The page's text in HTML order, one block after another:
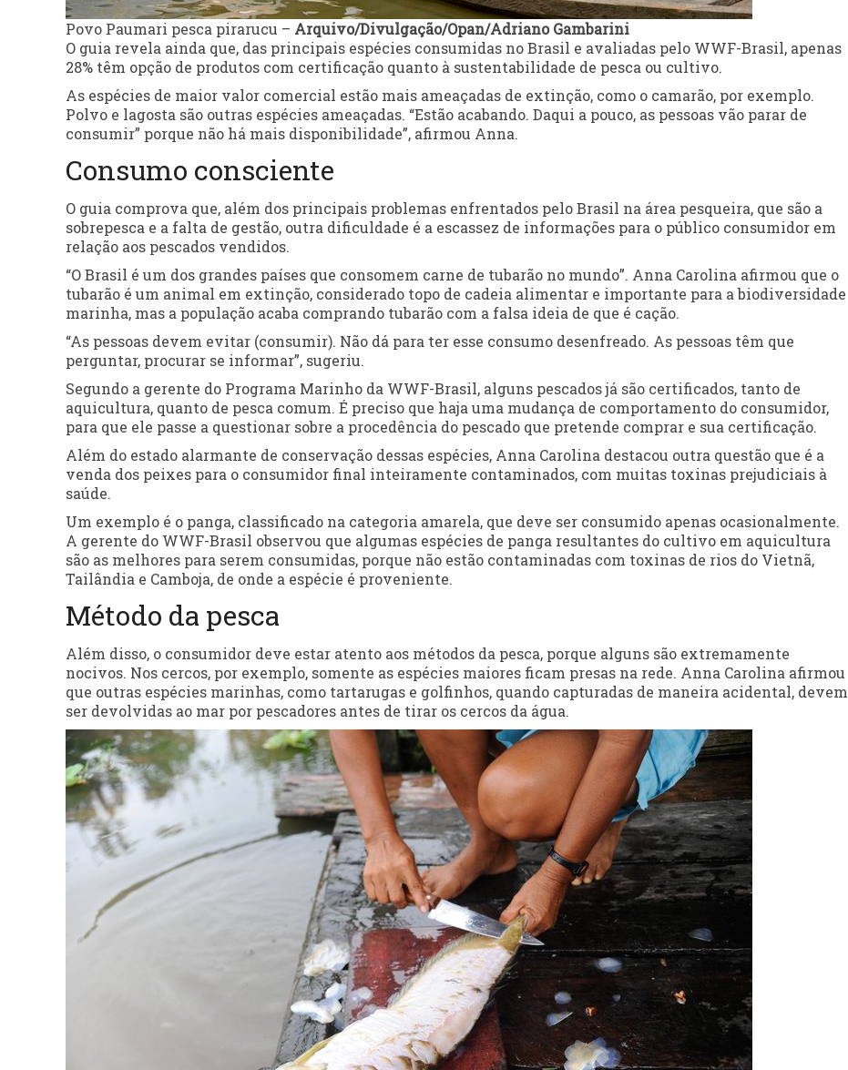
Povo Paumari pesca pirarucu – Arquivo/Divulgação/Opan/Adriano Gambarini
O guia revela ainda que, das principais espécies consumidas no Brasil e avaliadas pelo WWF-Brasil, apenas
28% têm opção de produtos com certificação quanto à sustentabilidade de pesca ou cultivo.
As espécies de maior valor comercial estão mais ameaçadas de extinção, como o camarão, por exemplo.
Polvo e lagosta são outras espécies ameaçadas. “Estão acabando. Daqui a pouco, as pessoas vão parar de
consumir” porque não há mais disponibilidade”, afirmou Anna.
Consumo consciente
O guia comprova que, além dos principais problemas enfrentados pelo Brasil na área pesqueira, que são a
sobrepesca e a falta de gestão, outra dificuldade é a escassez de informações para o público consumidor em
relação aos pescados vendidos.
“O Brasil é um dos grandes países que consomem carne de tubarão no mundo”. Anna Carolina afirmou que o
tubarão é um animal em extinção, considerado topo de cadeia alimentar e importante para a biodiversidade
marinha, mas a população acaba comprando tubarão com a falsa ideia de que é cação.
“As pessoas devem evitar (consumir). Não dá para ter esse consumo desenfreado. As pessoas têm que
perguntar, procurar se informar”, sugeriu.
Segundo a gerente do Programa Marinho da WWF-Brasil, alguns pescados já são certificados, tanto de
aquicultura, quanto de pesca comum. É preciso que haja uma mudança de comportamento do consumidor,
para que ele passe a questionar sobre a procedência do pescado que pretende comprar e sua certificação.
Além do estado alarmante de conservação dessas espécies, Anna Carolina destacou outra questão que é a
venda dos peixes para o consumidor final inteiramente contaminados, com muitas toxinas prejudiciais à
saúde.
Um exemplo é o panga, classificado na categoria amarela, que deve ser consumido apenas ocasionalmente.
A gerente do WWF-Brasil observou que algumas espécies de panga resultantes do cultivo em aquicultura
são as melhores para serem consumidas, porque não estão contaminadas com toxinas de rios do Vietnã,
Tailândia e Camboja, de onde a espécie é proveniente.
Método da pesca
Além disso, o consumidor deve estar atento aos métodos da pesca, porque alguns são extremamente
nocivos. Nos cercos, por exemplo, somente as espécies maiores ficam presas na rede. Anna Carolina afirmou
que outras espécies marinhas, como tartarugas e golfinhos, quando capturadas de maneira acidental, devem
ser devolvidas ao mar por pescadores antes de tirar os cercos da água.